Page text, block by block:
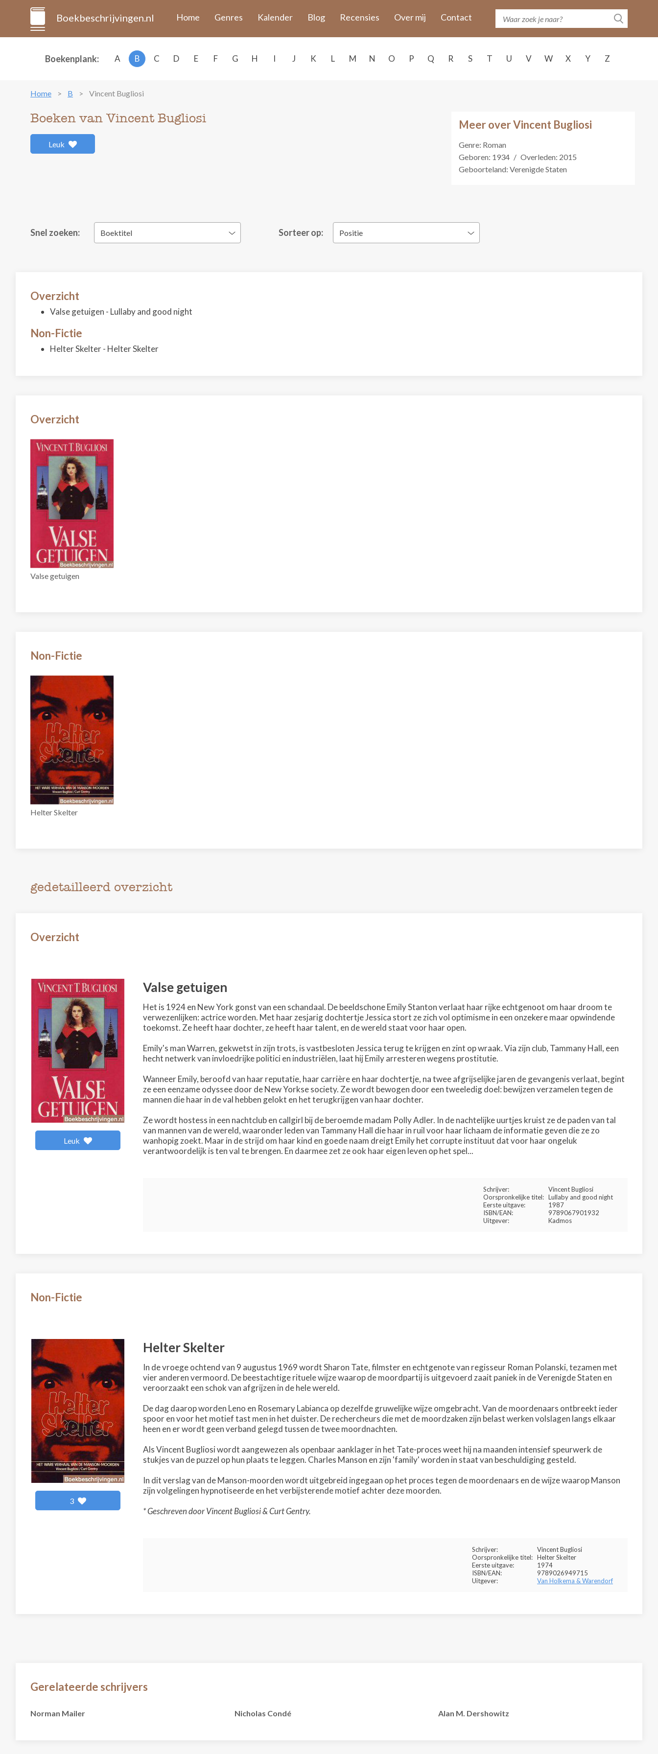
Boekbeschrijvingen.nl Home Genres Kalender Blog Recensies Over mij Contact
Boekenplank: A B C D E F G H I J K L M N O P Q R S T U V W X Y Z
Home B Vincent Bugliosi
Meer over Vincent Bugliosi
Genre: Roman
Geboren: 1934 / Overleden: 2015
Geboorteland: Verenigde Staten
Boeken van Vincent Bugliosi
Leuk
Snel zoeken: Boektitel Sorteer op: Positie
Overzicht
Valse getuigen - Lullaby and good night
Non-Fictie
Helter Skelter - Helter Skelter
Overzicht
Valse getuigen
Non-Fictie
Helter Skelter
gedetailleerd overzicht
Overzicht
Leuk
Valse getuigen
Het is 1924 en New York gonst van een schandaal. De beeldschone Emily Stanton verlaat haar rijke echtgenoot om haar droom te
verwezenlijken: actrice worden. Met haar zesjarig dochtertje Jessica stort ze zich vol optimisme in een onzekere maar opwindende
toekomst. Ze heeft haar dochter, ze heeft haar talent, en de wereld staat voor haar open.
Emily's man Warren, gekwetst in zijn trots, is vastbesloten Jessica terug te krijgen en zint op wraak. Via zijn club, Tammany Hall, een
hecht netwerk van invloedrijke politici en industriëlen, laat hij Emily arresteren wegens prostitutie.
Wanneer Emily, beroofd van haar reputatie, haar carrière en haar dochtertje, na twee afgrijselijke jaren de gevangenis verlaat, begint
ze een eenzame odyssee door de New Yorkse society. Ze wordt bewogen door een tweeledig doel: bewijzen verzamelen tegen de
mannen die haar in de val hebben gelokt en het terugkrijgen van haar dochter.
Ze wordt hostess in een nachtclub en callgirl bij de beroemde madam Polly Adler. In de nachtelijke uurtjes kruist ze de paden van tal
van mannen van de wereld, waaronder leden van Tammany Hall die haar in ruil voor haar lichaam de informatie geven die ze zo
wanhopig zoekt. Maar in de strijd om haar kind en goede naam dreigt Emily het corrupte instituut dat voor haar ongeluk
verantwoordelijk is ten val te brengen. En daarmee zet ze ook haar eigen leven op het spel...
Schrijver:
Vincent Bugliosi
Oorspronkelijke titel: Lullaby and good night
Eerste uitgave:
1987
ISBN/EAN:
9789067901932
Uitgever:
Kadmos
Non-Fictie
3
Helter Skelter
In de vroege ochtend van 9 augustus 1969 wordt Sharon Tate, filmster en echtgenote van regisseur Roman Polanski, tezamen met
vier anderen vermoord. De beestachtige rituele wijze waarop de moordpartij is uitgevoerd zaait paniek in de Verenigde Staten en
veroorzaakt een schok van afgrijzen in de hele wereld.
De dag daarop worden Leno en Rosemary Labianca op dezelfde gruwelijke wijze omgebracht. Van de moordenaars ontbreekt ieder
spoor en voor het motief tast men in het duister. De rechercheurs die met de moordzaken zijn belast werken volslagen langs elkaar
heen en er wordt geen verband gelegd tussen de twee moordnachten.
Als Vincent Bugliosi wordt aangewezen als openbaar aanklager in het Tate-proces weet hij na maanden intensief speurwerk de
stukjes van de puzzel op hun plaats te leggen. Charles Manson en zijn 'family' worden in staat van beschuldiging gesteld.
In dit verslag van de Manson-moorden wordt uitgebreid ingegaan op het proces tegen de moordenaars en de wijze waarop Manson
zijn volgelingen hypnotiseerde en het verbijsterende motief achter deze moorden.
* Geschreven door Vincent Bugliosi & Curt Gentry.
Schrijver:
Vincent Bugliosi
Oorspronkelijke titel: Helter Skelter
Eerste uitgave:
1974
ISBN/EAN:
9789026949715
Uitgever:
Van Holkema & Warendorf
Gerelateerde schrijvers
Norman Mailer Nicholas Condé Alan M. Dershowitz